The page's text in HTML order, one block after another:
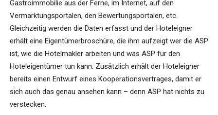
Gastroimmobilie aus der Ferne, im Internet, auf den
Vermarktungsportalen, den Bewertungsportalen, etc.
Gleichzeitig werden die Daten erfasst und der Hoteleigner
erhält eine Eigentümerbroschüre, die ihm aufzeigt wer die ASP
ist, wie die Hotelmakler arbeiten und was ASP für den
Hoteleigentümer tun kann. Zusätzlich erhält der Hoteleigner
bereits einen Entwurf eines Kooperationsvertrages, damit er
sich auch das genau ansehen kann – denn ASP hat nichts zu
verstecken.